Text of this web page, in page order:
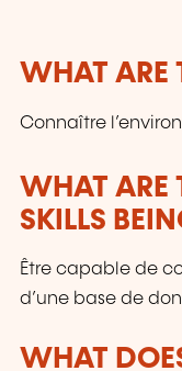
WHAT ARE
Connaître
WHAT ARE
SKILLS
Être capable de
d’une base de
WHAT